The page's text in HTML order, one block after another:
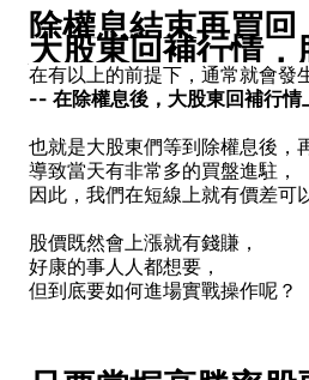
除權息結束再買回
大股東回補行情，
在有以上的前提下，通常就會發
-- 在除權息後，大股東回補行情
也就是大股東們等到除權息後，
導致當天有非常多的買盤進駐，
因此，我們在短線上就有價差可
股價既然會上漲就有錢賺，
好康的事人人都想要，
但到底要如何進場實戰操作呢？